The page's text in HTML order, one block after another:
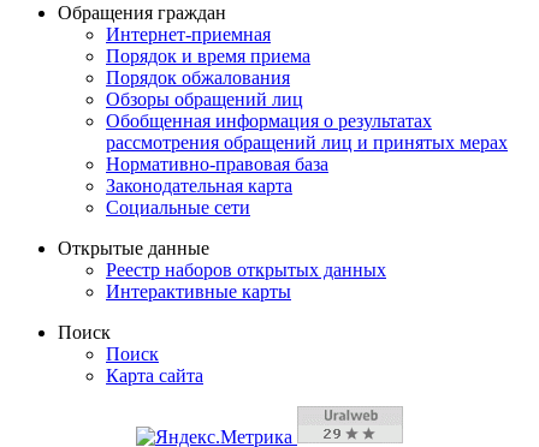
Обращения граждан
Интернет-приемная
Порядок и время приема
Порядок обжалования
Обзоры обращений лиц
Обобщенная информация о результатах
рассмотрения обращений лиц и принятых мерах
Нормативно-правовая база
Законодательная карта
Социальные сети
Открытые данные
Реестр наборов открытых данных
Интерактивные карты
Поиск
Поиск
Карта сайта